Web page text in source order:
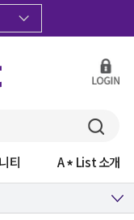
티 A List 소개